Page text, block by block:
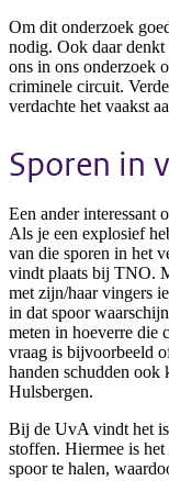
Om dit onderzoek
nodig. Ook daar denkt
ons in ons onderzoek
criminele circuit.
verdachte het vaakst
Sporen in
Een ander interessant
Als je een explosief
van die sporen in het
vindt plaats bij TNO.
met zijn/haar vingers
in dat spoor
meten in hoeverre die
vraag is bijvoorbeeld
handen schudden ook
Hulsbergen.
Bij de UvA vindt het
stoffen. Hiermee is
spoor te halen,